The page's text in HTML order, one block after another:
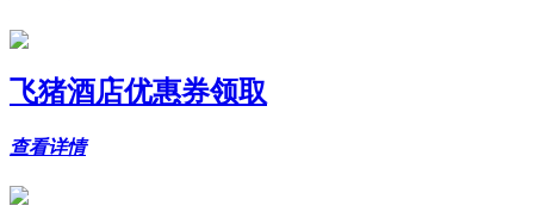
飞猪酒店优惠券领取
查看详情